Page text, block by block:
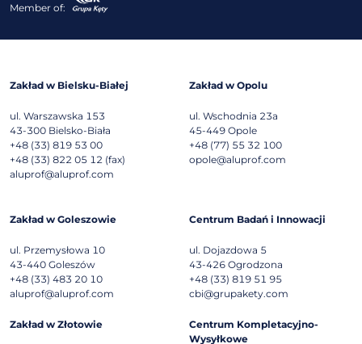
Member of:
Zakład w Bielsku-Białej
ul. Warszawska 153
43-300 Bielsko-Biała
+48 (33) 819 53 00
+48 (33) 822 05 12 (fax)
aluprof@aluprof.com
Zakład w Opolu
ul. Wschodnia 23a
45-449 Opole
+48 (77) 55 32 100
opole@aluprof.com
Zakład w Goleszowie
ul. Przemysłowa 10
43-440 Goleszów
+48 (33) 483 20 10
aluprof@aluprof.com
Centrum Badań i Innowacji
ul. Dojazdowa 5
43-426 Ogrodzona
+48 (33) 819 51 95
cbi@grupakety.com
Zakład w Złotowie
Centrum Kompletacyjno-
Wysyłkowe